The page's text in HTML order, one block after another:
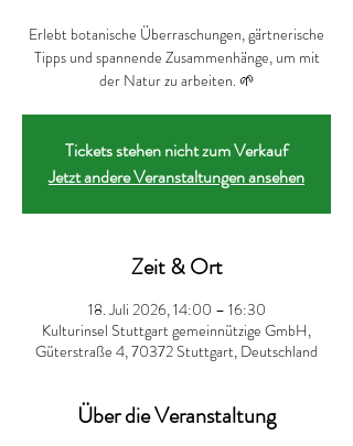
Erlebt botanische Überraschungen, gärtnerische
Tipps und spannende Zusammenhänge, um mit
der Natur zu arbeiten. 🌱
Tickets stehen nicht zum Verkauf
Jetzt andere Veranstaltungen ansehen
Zeit & Ort
18. Juli 2026, 14:00 – 16:30
Kulturinsel Stuttgart gemeinnützige GmbH,
Güterstraße 4, 70372 Stuttgart, Deutschland
Über die Veranstaltung